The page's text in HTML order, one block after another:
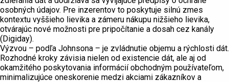
osobných údajov. Pre inzerentov to poskytuje silnú zmes
kontextu vyššieho lievika a zámeru nákupu nižšieho lievika,
otvárajúc nové možnosti pre pripočítanie a dosah cez kanály
(Digiday).
Výzvou – podľa Johnsona – je zvládnutie objemu a rýchlosti dát.
Rozhodné kroky závisia nielen od existencie dát, ale aj od
okamžitého poskytovania informácií obchodným používateľom,
minimalizujúce oneskorenie medzi akciami zákazníkov a